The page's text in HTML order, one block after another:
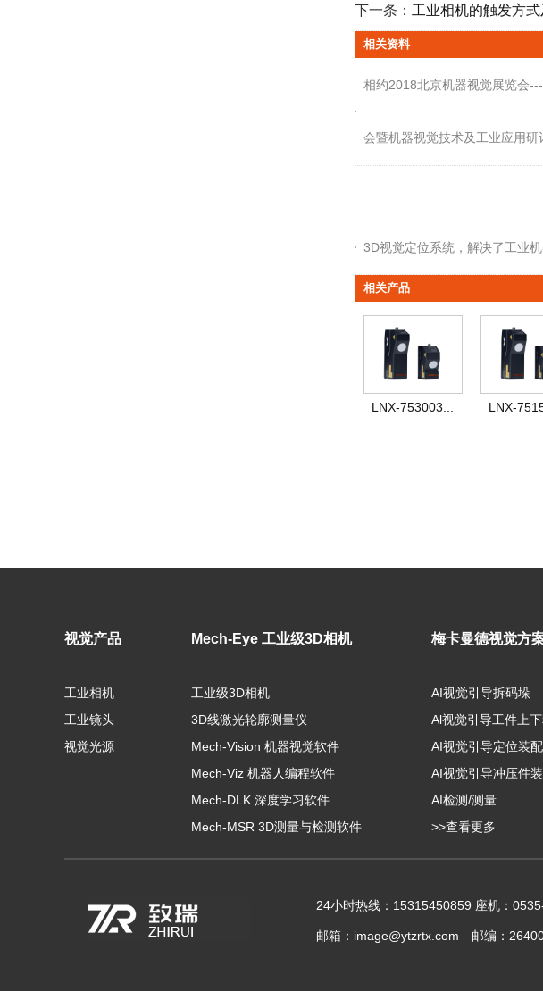
下一条： 工业相机的触发方
相关资料
相约2018北京机器视觉展览会
会暨机器视觉技术及工业应用研
3D视觉定位系统，解决了工业
相关产品
LNX-753003... LNX-
视觉产品
工业相机
工业镜头
视觉光源
Mech-Eye 工业级3D相机
工业级3D相机
3D线激光轮廓测量仪
Mech-Vision 机器视觉软件
Mech-Viz 机器人编程软件
Mech-DLK 深度学习软件
Mech-MSR 3D测量与检测软件
梅卡曼德视觉方
AI视觉引导拆码垛
Al视觉引导工件上
AI视觉引导定位装配
AI视觉引导冲压件
AI检测/测量
>>查看更多
24小时热线：15315450859 座机：
邮箱：image@ytzrtx.com 邮编：